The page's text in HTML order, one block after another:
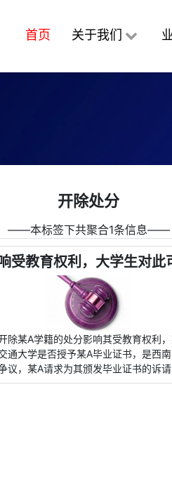
首页 关于我们
开除处分
――本标签下共聚合1条信息――
受教育权利，大学生对此
除某A学籍的处分影响其受教育权利
通大学是否授予某A毕业证书，是西
，某A请求为其颁发毕业证书的诉请